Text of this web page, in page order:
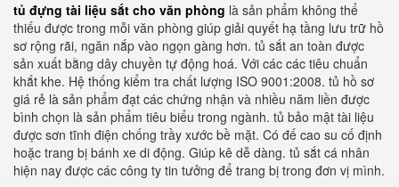
tủ đựng tài liệu sắt cho văn phòng là sản phẩm không thể
thiếu được trong mỗi văn phòng giúp giải quyết hạ tầng lưu trữ hồ
sơ rộng rãi, ngăn nắp vào ngọn gàng hơn. tủ sắt an toàn được
sản xuất bằng dây chuyền tự động hoá. Với các các tiêu chuẩn
khắt khe. Hệ thống kiểm tra chất lượng ISO 9001:2008. tủ hồ sơ
giá rẻ là sản phẩm đạt các chứng nhận và nhiều năm liền được
bình chọn là sản phẩm tiêu biểu trong ngành. tủ bảo mật tài liệu
được sơn tĩnh điện chống trầy xước bề mặt. Có đế cao su cố định
hoặc trang bị bánh xe di động. Giúp kê dễ dàng. tủ sắt cá nhân
hiện nay được các công ty tin tưởng để trang bị trong đơn vị mình.